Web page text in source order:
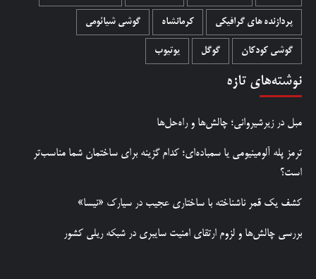
پردازنده های گرافیکی کرمانشاه گوشی شیائومی
گوشی کودکان گوگل یوتیوب
نوشته‌های تازه
مبل در زیرشیروانی؛ چالش‌ها و راه‌حل‌ها
ترمز پله آلومینیومی یا سمباده‌ای؛ کدام گزینه برای ساختمان شما مناسب‌تر
است؟
کشف یک قمر ناشناخته با ساختاری عجیب در سیارک «نیسا»
بررسی چالش‌ها و لزوم ارتقای امنیت سایبری در شبکه ریلی کشور